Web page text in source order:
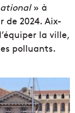
» à
de 2024. Aix-
la ville,
polluants.